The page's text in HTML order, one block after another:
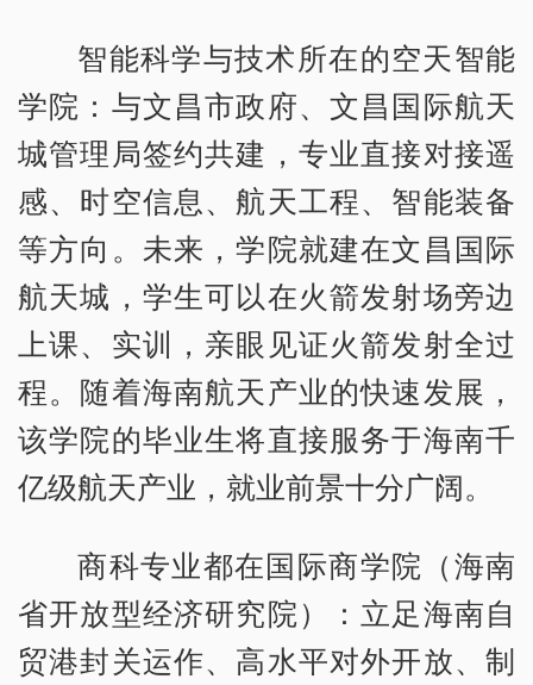
智能科学与技术所在的空天智能
学院：与文昌市政府、文昌国际航天
城管理局签约共建，专业直接对接遥
感、时空信息、航天工程、智能装备
等方向。未来，学院就建在文昌国际
航天城，学生可以在火箭发射场旁边
上课、实训，亲眼见证火箭发射全过
程。随着海南航天产业的快速发展，
该学院的毕业生将直接服务于海南千
亿级航天产业，就业前景十分广阔。
商科专业都在国际商学院（海南
省开放型经济研究院）：立足海南自
贸港封关运作、高水平对外开放、制